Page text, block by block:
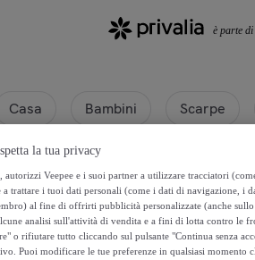
Casa Bambini Scarpe
la tua privacy
autorizzi Veepee e i suoi partner a utilizzare tracciatori
a trattare i tuoi dati personali (come i dati di navigazione, i
al fine di offrirti pubblicità personalizzate (anche
analisi sull'attività di vendita e a fini di lotta contro le
o rifiutare tutto cliccando sul pulsante "Continua senza
Puoi modificare le tue preferenze in qualsiasi momento